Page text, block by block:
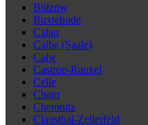
Bützow
Buxtehude
Calau
Calbe (Saale)
Calw
Castrop-Rauxel
Celle
Cham
Chemnitz
Clausthal-Zellerfeld